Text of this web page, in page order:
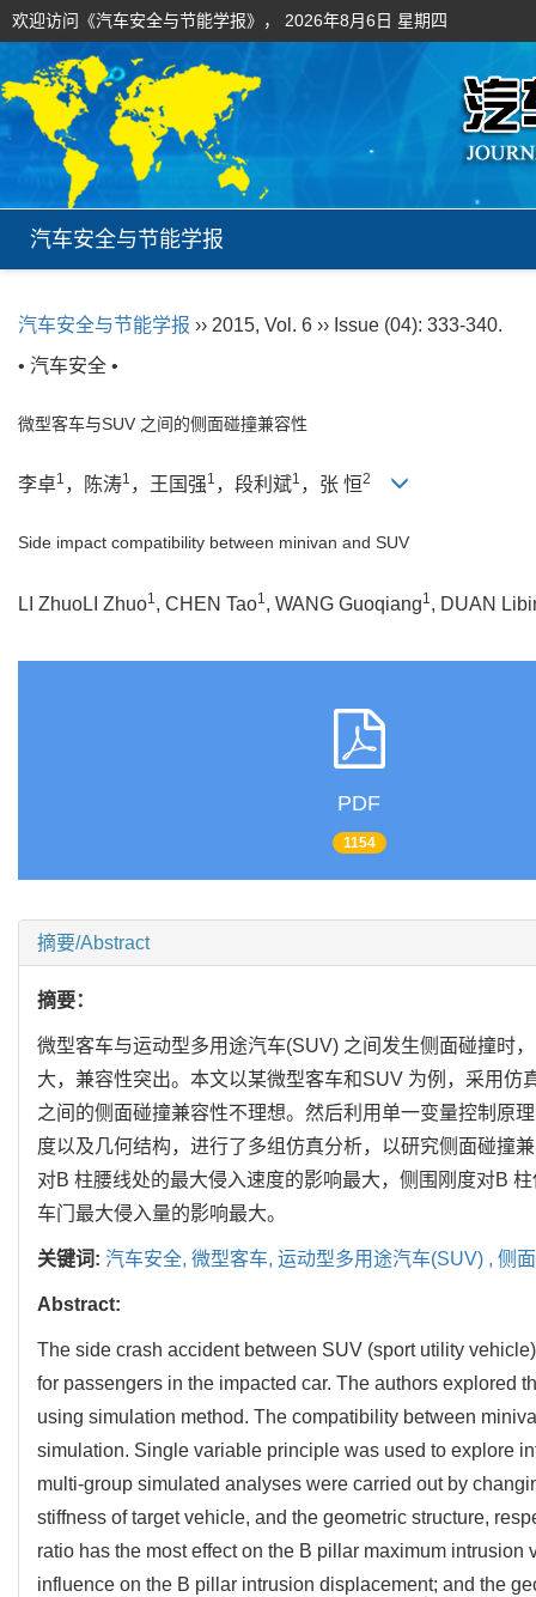
欢迎访问《汽车安全与节能学报》， 2026年8月6日 星期四
汽车安全与节能学报
汽车安全与节能学报 ›› 2015, Vol. 6 ›› Issue (04): 333-340.
• 汽车安全 •
微型客车与SUV 之间的侧面碰撞兼容性
李卓1 ，陈涛1 ，王国强1 ，段利斌1 ，张 恒2
Side impact compatibility between minivan and SUV
LI ZhuoLI Zhuo1 , CHEN Tao1 , WANG Guoqiang1 , DUAN
PDF
1154
摘要/Abstract
摘要：
微型客车与运动型多用途汽车(SUV) 之间发生侧面碰撞时
大，兼容性突出。本文以某微型客车和SUV 为例，采用仿
之间的侧面碰撞兼容性不理想。然后利用单一变量控制原
度以及几何结构，进行了多组仿真分析，以研究侧面碰撞
对B 柱腰线处的最大侵入速度的影响最大，侧围刚度对B
车门最大侵入量的影响最大。
关键词: 汽车安全, 微型客车, 运动型多用途汽车(SUV) , 侧
Abstract:
The side crash accident between SUV (sport utility
for passengers in the impacted car. The authors explored
using simulation method. The compatibility between
simulation. Single variable principle was used to explore
multi-group simulated analyses were carried out by
stiffness of target vehicle, and the geometric structure,
ratio has the most effect on the B pillar maximum
influence on the B pillar intrusion displacement; and the